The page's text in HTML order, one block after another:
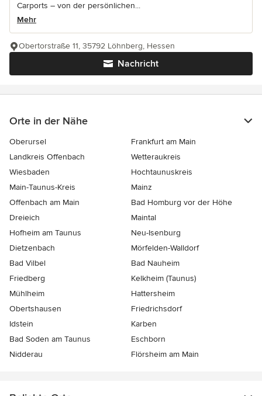
Carports – von der persönlichen...
Mehr
Nachricht
Obertorstraße 11, 35792 Löhnberg, Hessen
Orte in der Nähe
Oberursel
Frankfurt am Main
Landkreis Offenbach
Wetteraukreis
Wiesbaden
Hochtaunuskreis
Main-Taunus-Kreis
Mainz
Offenbach am Main
Bad Homburg vor der Höhe
Dreieich
Maintal
Hofheim am Taunus
Neu-Isenburg
Dietzenbach
Mörfelden-Walldorf
Bad Vilbel
Bad Nauheim
Friedberg
Kelkheim (Taunus)
Mühlheim
Hattersheim
Obertshausen
Friedrichsdorf
Idstein
Karben
Bad Soden am Taunus
Eschborn
Nidderau
Flörsheim am Main